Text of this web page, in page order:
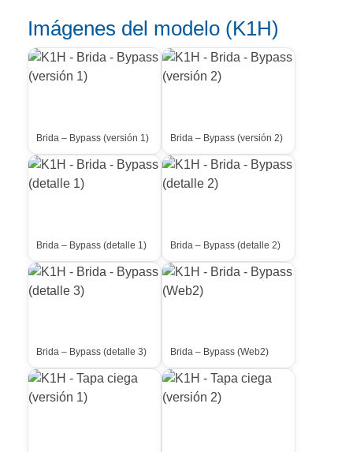
Imágenes del modelo (K1H)
Brida – Bypass (versión 1) Brida – Bypass (versión 2)
Brida – Bypass (detalle 1) Brida – Bypass (detalle 2)
Brida – Bypass (detalle 3) Brida – Bypass (Web2)